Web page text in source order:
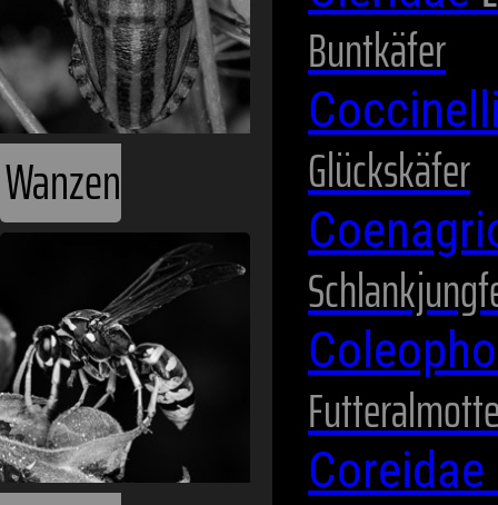
Wanzen
Buntkäfer
Glückskäfer
Coreidae